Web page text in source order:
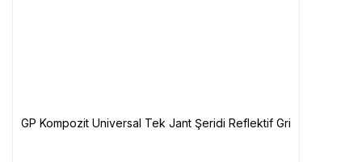
GP Kompozit Universal Tek Jant Şeridi Reflektif Gri